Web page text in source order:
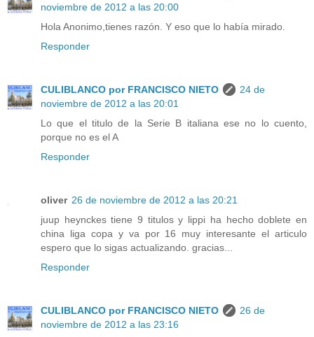
noviembre de 2012 a las 20:00
Hola Anonimo,tienes razón. Y eso que lo había mirado.
Responder
CULIBLANCO por FRANCISCO NIETO
24 de
noviembre de 2012 a las 20:01
Lo que el titulo de la Serie B italiana ese no lo cuento,
porque no es el A
Responder
oliver 26 de noviembre de 2012 a las 20:21
juup heynckes tiene 9 titulos y lippi ha hecho doblete en
china liga copa y va por 16 muy interesante el articulo
espero que lo sigas actualizando. gracias...
Responder
CULIBLANCO por FRANCISCO NIETO
26 de
noviembre de 2012 a las 23:16